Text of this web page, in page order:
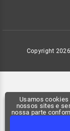
Usamos
nossos sites e
nossa parte
Copyright